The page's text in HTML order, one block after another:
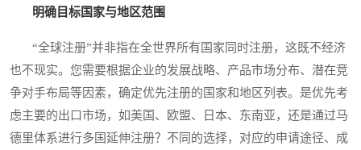
明确目标国家与地区范围
“全球注册”并非指在全世界所有国家同时注册，这既不经济
也不现实。您需要根据企业的发展战略、产品市场分布、潜在竞
争对手布局等因素，确定优先注册的国家和地区列表。是优先考
虑主要的出口市场，如美国、欧盟、日本、东南亚，还是通过马
德里体系进行多国延伸注册？不同的选择，对应的申请途径、成